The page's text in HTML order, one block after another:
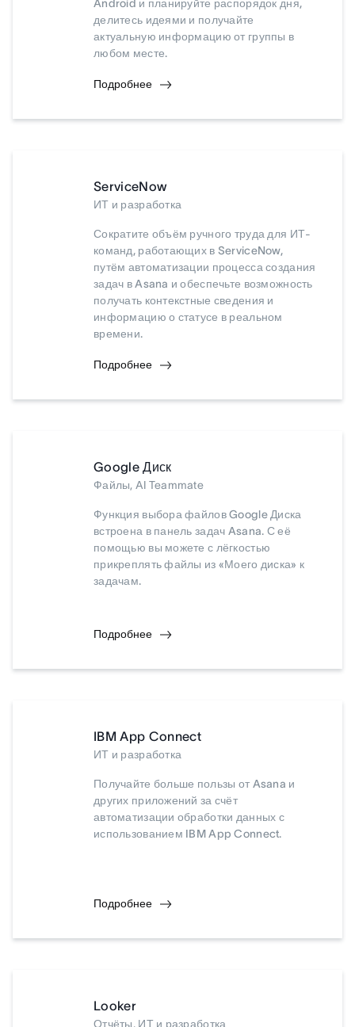
Android и планируйте распорядок дня,
делитесь идеями и получайте
актуальную информацию от группы в
любом месте.
Подробнее
ServiceNow
ИТ и разработка
Сократите объём ручного труда для ИТ-
команд, работающих в ServiceNow,
путём автоматизации процесса создания
задач в Asana и обеспечьте возможность
получать контекстные сведения и
информацию о статусе в реальном
времени.
Подробнее
Google Диск
Файлы, AI Teammate
Функция выбора файлов Google Диска
встроена в панель задач Asana. С её
помощью вы можете с лёгкостью
прикреплять файлы из «Моего диска» к
задачам.
Подробнее
IBM App Connect
ИТ и разработка
Получайте больше пользы от Asana и
других приложений за счёт
автоматизации обработки данных с
использованием IBM App Connect.
Подробнее
Looker
Отчёты, ИТ и разработка